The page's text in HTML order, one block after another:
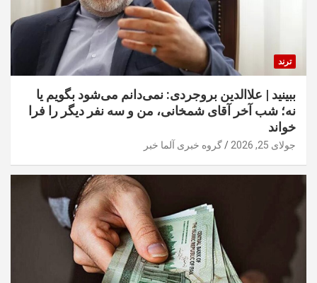
ترند
ببینید | علاالدین بروجردی: نمی‌دانم می‌شود بگویم یا
نه؛ شب آخر آقای شمخانی، من و سه نفر دیگر را فرا
خواند
جولای 25, 2026 گروه خبری آلما خبر